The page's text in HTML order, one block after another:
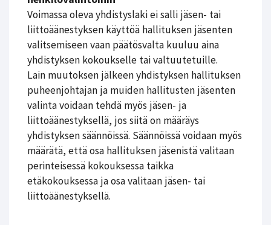
Voimassa oleva yhdistyslaki ei salli jäsen- tai
liittoäänestyksen käyttöä hallituksen jäsenten
valitsemiseen vaan päätösvalta kuuluu aina
yhdistyksen kokoukselle tai valtuutetuille.
Lain muutoksen jälkeen yhdistyksen hallituksen
puheenjohtajan ja muiden hallitusten jäsenten
valinta voidaan tehdä myös jäsen- ja
liittoäänestyksellä, jos siitä on määräys
yhdistyksen säännöissä. Säännöissä voidaan myös
määrätä, että osa hallituksen jäsenistä valitaan
perinteisessä kokouksessa taikka
etäkokouksessa ja osa valitaan jäsen- tai
liittoäänestyksellä.